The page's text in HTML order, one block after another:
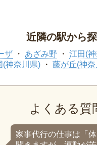
近隣の駅から
ザ あざみ野 江田(
(神奈川県)
藤が丘(神
よくある質
家事代行の仕事は「